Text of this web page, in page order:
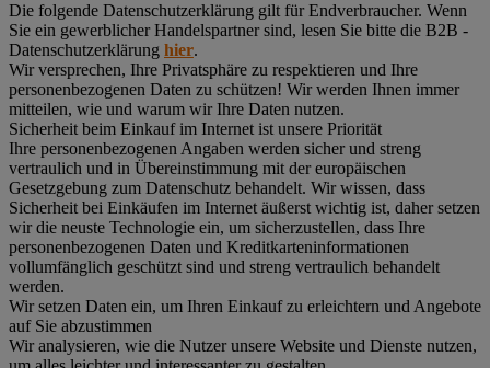
Die folgende Datenschutzerklärung gilt für Endverbraucher. Wenn
Sie ein gewerblicher Handelspartner sind, lesen Sie bitte die B2B -
Datenschutzerklärung hier.
Wir versprechen, Ihre Privatsphäre zu respektieren und Ihre
personenbezogenen Daten zu schützen! Wir werden Ihnen immer
mitteilen, wie und warum wir Ihre Daten nutzen.
Sicherheit beim Einkauf im Internet ist unsere Priorität
Ihre personenbezogenen Angaben werden sicher und streng
vertraulich und in Übereinstimmung mit der europäischen
Gesetzgebung zum Datenschutz behandelt. Wir wissen, dass
Sicherheit bei Einkäufen im Internet äußerst wichtig ist, daher setzen
wir die neuste Technologie ein, um sicherzustellen, dass Ihre
personenbezogenen Daten und Kreditkarteninformationen
vollumfänglich geschützt sind und streng vertraulich behandelt
werden.
Wir setzen Daten ein, um Ihren Einkauf zu erleichtern und Angebote
auf Sie abzustimmen
Wir analysieren, wie die Nutzer unsere Website und Dienste nutzen,